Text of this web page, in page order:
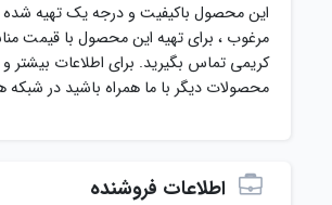
این محصول باکیفیت و درجه یک تهیه شده
مرغوب ، برای تهیه این محصول با قیمت
کریمی تماس بگیرید. برای اطلاعات بیشتر
محصولات دیگر با ما همراه باشید در شبکه
اطلاعات فروشنده